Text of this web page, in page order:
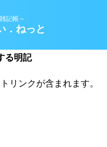
記帳～
．ねっと
る明記
リンクが含まれます。